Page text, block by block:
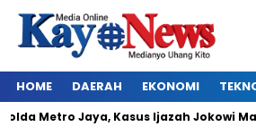
HOME DAERAH EKONOMI
Metro Jaya, Kasus Ijazah Jokowi